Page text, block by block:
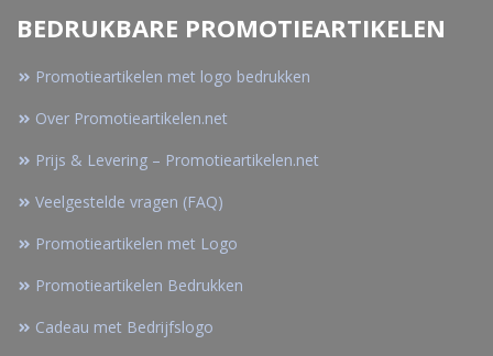
BEDRUKBARE PROMOTIEARTIKELEN
Promotieartikelen met logo bedrukken
Over Promotieartikelen.net
Prijs & Levering – Promotieartikelen.net
Veelgestelde vragen (FAQ)
Promotieartikelen met Logo
Promotieartikelen Bedrukken
Cadeau met Bedrijfslogo